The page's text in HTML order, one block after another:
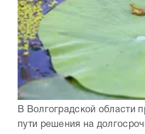
В Волгоградской области
пути решения на